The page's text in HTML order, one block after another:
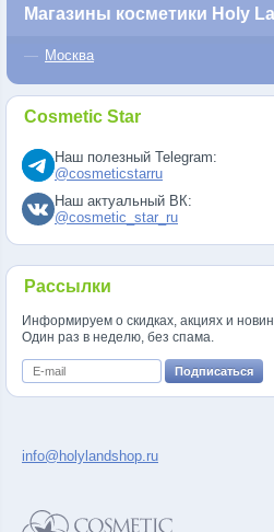
Магазины косметики Holy
Москва
Cosmetic Star
Наш полезный Telegram:
@cosmeticstarru
Наш актуальный ВК:
@cosmetic_star_ru
Рассылки
Информируем о скидках, акциях и
Один раз в неделю, без спама.
info@holylandshop.ru